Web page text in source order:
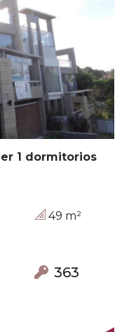
1 dormitorios
49 m²
363